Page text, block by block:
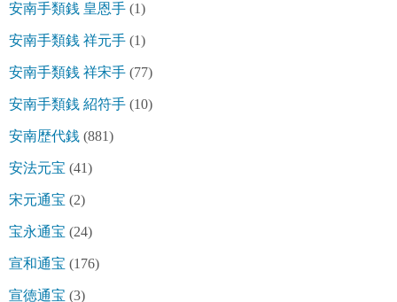
安南手類銭 皇恩手 (1)
安南手類銭 祥元手 (1)
安南手類銭 祥宋手 (77)
安南手類銭 紹符手 (10)
安南歴代銭 (881)
安法元宝 (41)
宋元通宝 (2)
宝永通宝 (24)
宣和通宝 (176)
宣徳通宝 (3)